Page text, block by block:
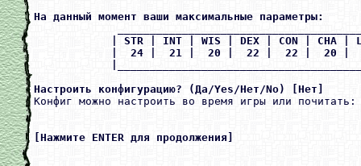
На данный момент ваши максимальные параметры:
| STR | INT | WIS | DEX | CON | CHA |
|  24 |  21 |  20 |  22 |  22 |  20 |
Настроить конфигурацию? (Да/Yes/Нет/No) [Нет]
Конфиг можно настроить во время игры или
[Нажмите ENTER для продолжения]